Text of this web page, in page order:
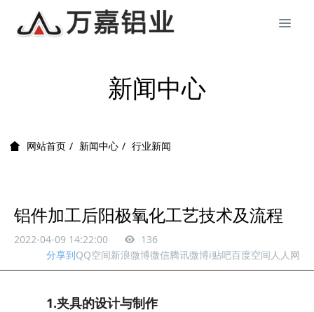
新闻中心
网站首页 新闻中心 行业新闻
铝件加工后阳极氧化工艺技术及流程
2022-04-09 14:22:00
136
分享到QQ空间新浪微博微信腾讯微博i贴吧百度空间人人网
1.夹具的设计与制作